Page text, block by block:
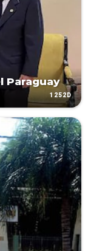
Paraguay
1252D